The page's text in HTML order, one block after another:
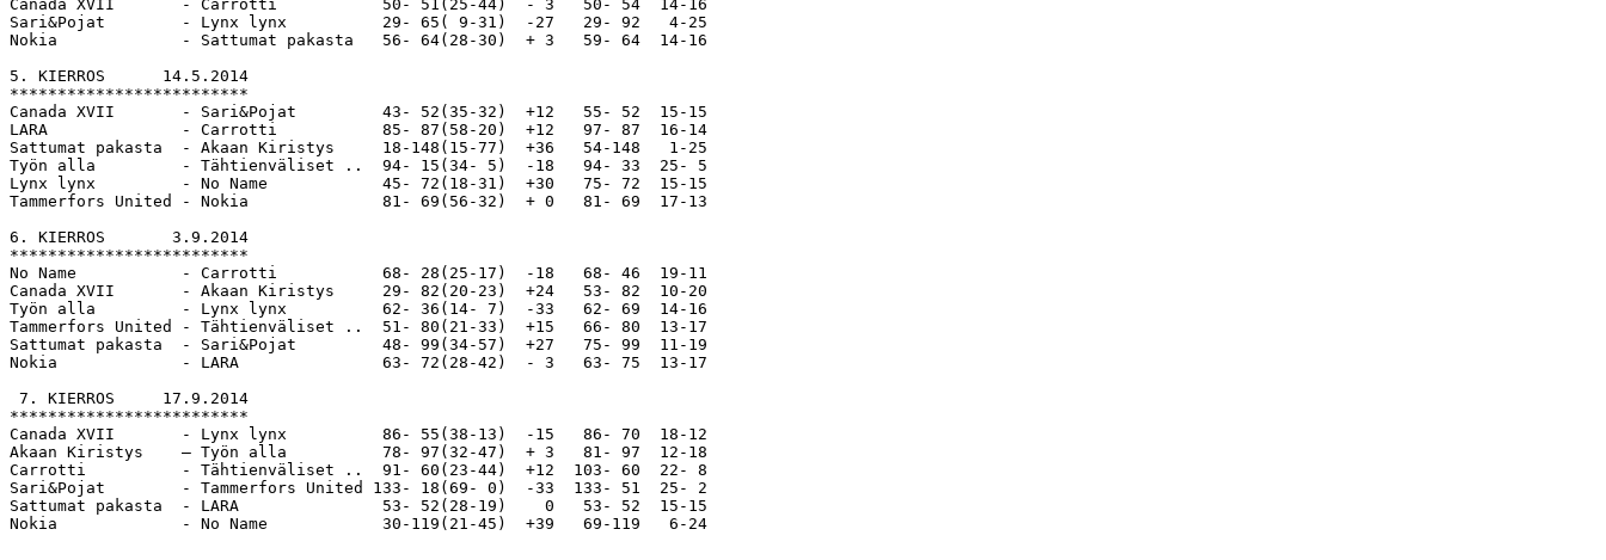
Canada XVII       - Carrotti           50- 51(25-44)  - 3   50- 54  14-16
Sari&Pojat        - Lynx lynx          29- 65( 9-31)  -27   29- 92   4-25
Nokia             - Sattumat pakasta   56- 64(28-30)  + 3   59- 64  14-16
5. KIERROS      14.5.2014
*************************
Canada XVII       - Sari&Pojat         43- 52(35-32)  +12   55- 52  15-15
LARA              - Carrotti           85- 87(58-20)  +12   97- 87  16-14
Sattumat pakasta  - Akaan Kiristys     18-148(15-77)  +36   54-148   1-25
Työn alla         - Tähtienväliset ..  94- 15(34- 5)  -18   94- 33  25- 5
Lynx lynx         - No Name            45- 72(18-31)  +30   75- 72  15-15
Tammerfors United - Nokia              81- 69(56-32)  + 0   81- 69  17-13
6. KIERROS       3.9.2014
*************************
No Name           - Carrotti           68- 28(25-17)  -18   68- 46  19-11
Canada XVII       - Akaan Kiristys     29- 82(20-23)  +24   53- 82  10-20
Työn alla         - Lynx lynx          62- 36(14- 7)  -33   62- 69  14-16
Tammerfors United - Tähtienväliset ..  51- 80(21-33)  +15   66- 80  13-17
Sattumat pakasta  - Sari&Pojat         48- 99(34-57)  +27   75- 99  11-19
Nokia             - LARA               63- 72(28-42)  - 3   63- 75  13-17
7. KIERROS     17.9.2014
*************************
Canada XVII       - Lynx lynx          86- 55(38-13)  -15   86- 70  18-12
Akaan Kiristys    – Työn alla          78- 97(32-47)  + 3   81- 97  12-18
Carrotti          - Tähtienväliset ..  91- 60(23-44)  +12  103- 60  22- 8
Sari&Pojat        - Tammerfors United 133- 18(69- 0)  -33  133- 51  25- 2
Sattumat pakasta  - LARA               53- 52(28-19)    0   53- 52  15-15